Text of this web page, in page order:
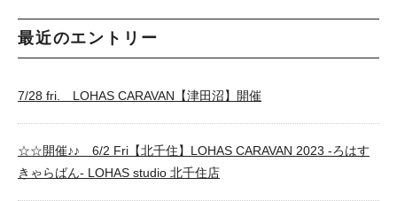
最近のエントリー
7/28 fri. LOHAS CARAVAN【津田沼】開催
☆☆開催♪♪ 6/2 Fri【北千住】LOHAS CARAVAN 2023 -ろはす
きゃらばん- LOHAS studio 北千住店